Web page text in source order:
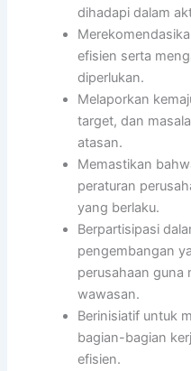
dihadapi dalam
efisien serta
diperlukan.
Melaporkan
target, dan
atasan.
Memastikan
peraturan
yang berlaku.
Berpartisipasi
pengembangan
perusahaan guna
wawasan.
Berinisiatif untuk
bagian-bagian
efisien.